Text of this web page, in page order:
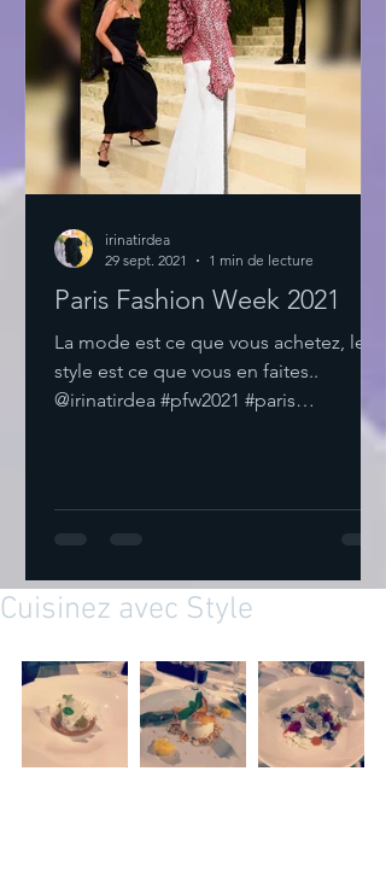
Paris Fashion Week 2021
La mode est ce que vous achetez, le
style est ce que vous en faites..
@irinatirdea #pfw2021 #paris
#parisfashionweek2021 ‘IRIS Academy
irinatirdea
29 sept. 2021
1 min de lecture
Cuisinez avec Style